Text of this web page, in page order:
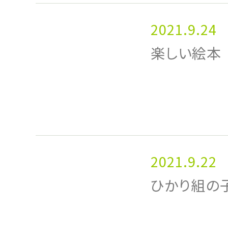
2021.9.24
楽しい絵本
2021.9.22
ひかり組の